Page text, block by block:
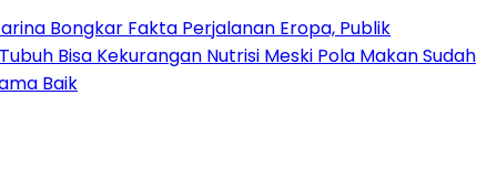
Bongkar Fakta Perjalanan Eropa, Publik
Tubuh Bisa Kekurangan Nutrisi Meski Pola Makan Sudah
Baik